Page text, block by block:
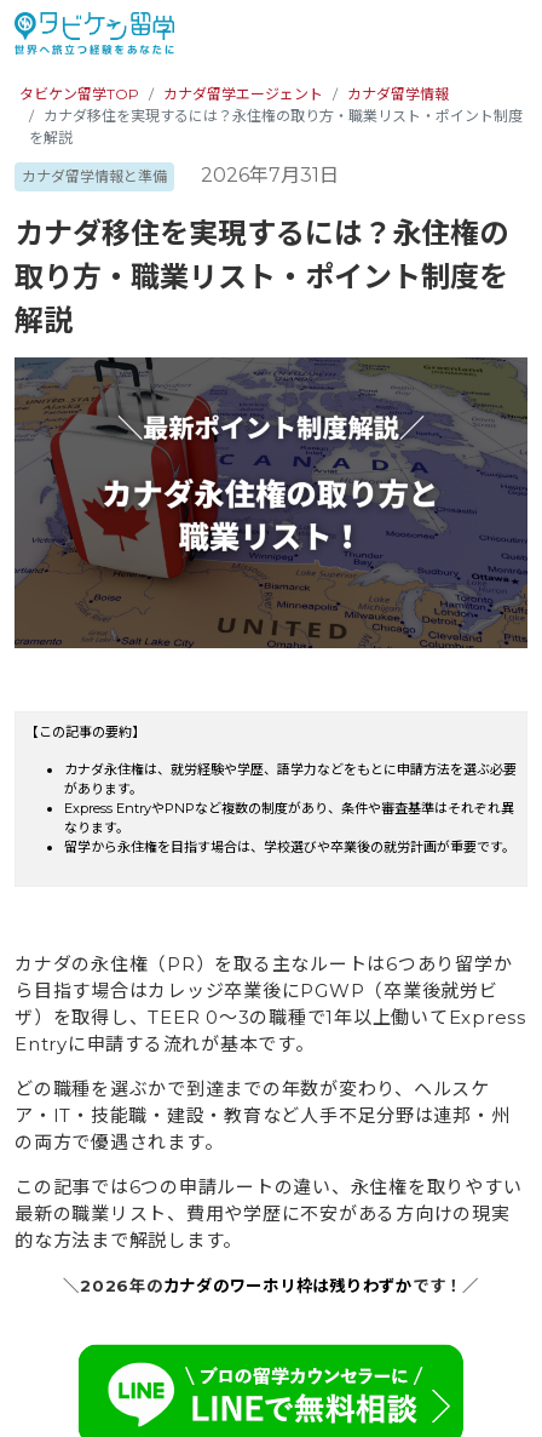
タビケン留学TOP カナダ留学エージェント
カナダ留学情報
カナダ移住を実現するには？永住権の取り方・職業リスト・ポイント制度
を解説
カナダ留学情報と準備 2026年7月31日
カナダ移住を実現するには？永住権の
取り方・職業リスト・ポイント制度を
解説
【この記事の要約】
カナダ永住権は、就労経験や学歴、語学力などをもとに申請方法を選ぶ必要
があります。
Express EntryやPNPなど複数の制度があり、条件や審査基準はそれぞれ異
なります。
留学から永住権を目指す場合は、学校選びや卒業後の就労計画が重要です。
カナダの永住権（PR）を取る主なルートは6つあり留学か
ら目指す場合はカレッジ卒業後にPGWP（卒業後就労ビ
ザ）を取得し、TEER 0～3の職種で1年以上働いてExpress
Entryに申請する流れが基本です。
どの職種を選ぶかで到達までの年数が変わり、ヘルスケ
ア・IT・技能職・建設・教育など人手不足分野は連邦・州
の両方で優遇されます。
この記事では6つの申請ルートの違い、永住権を取りやすい
最新の職業リスト、費用や学歴に不安がある方向けの現実
的な方法まで解説します。
＼2026年のカナダのワーホリ枠は残りわずかです！／